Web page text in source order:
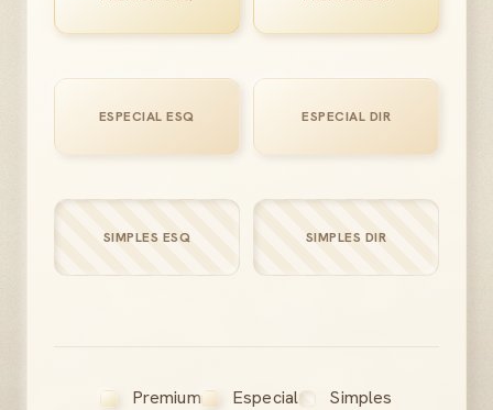
ESPECIAL ESQ ESPECIAL DIR
SIMPLES ESQ SIMPLES DIR
Premium Especial Simples